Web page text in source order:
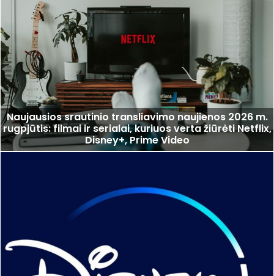
Naujausios srautinio transliavimo naujienos 2026 m.
rugpjūtis: filmai ir serialai, kuriuos verta žiūrėti Netflix,
Disney+, Prime Video